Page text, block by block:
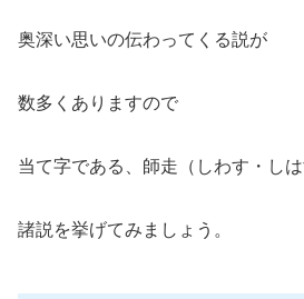
奥深い思いの伝わってくる説が
数多くありますので
当て字である、師走（しわす・し
諸説を挙げてみましょう。